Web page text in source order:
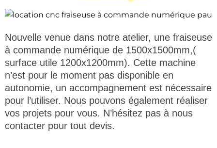
Nouvelle venue dans notre atelier, une fraiseuse
à commande numérique de 1500x1500mm,(
surface utile 1200x1200mm). Cette machine
n’est pour le moment pas disponible en
autonomie, un accompagnement est nécessaire
pour l’utiliser. Nous pouvons également réaliser
vos projets pour vous. N’hésitez pas à nous
contacter pour tout devis.